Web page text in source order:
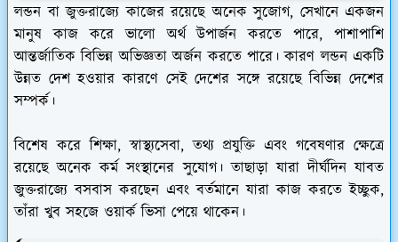
লন্ডন বা জুক্তরাজ্যে কাজের রয়েছে অনেক সুজোগ, সেখানে একজন
মানুষ কাজ করে ভালো অর্থ উপার্জন করতে পারে, পাশাপাশি
আন্তর্জাতিক বিভিন্ন অভিজ্ঞতা অর্জন করতে পারে। কারণ লন্ডন একটি
উন্নত দেশ হওয়ার কারণে সেই দেশের সঙ্গে রয়েছে বিভিন্ন দেশের
সম্পর্ক।
বিশেষ করে শিক্ষা, স্বাস্থ্যসেবা, তথ্য প্রযুক্তি এবং গবেষণার ক্ষেত্রে
রয়েছে অনেক কর্ম সংস্থানের সুযোগ। তাছাড়া যারা দীর্ঘদিন যাবত
জুক্তরাজ্যে বসবাস করছেন এবং বর্তমানে যারা কাজ করতে ইচ্ছুক,
তাঁরা খুব সহজে ওয়ার্ক ভিসা পেয়ে থাকেন।